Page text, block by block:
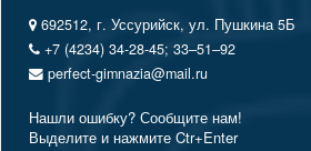
692512, г. Уссурийск, ул. Пушкина 5Б
+7 (4234) 34-28-45; 33‒51‒92
perfect-gimnazia@mail.ru
Нашли ошибку? Сообщите нам!
Выделите и нажмите Ctr+Enter